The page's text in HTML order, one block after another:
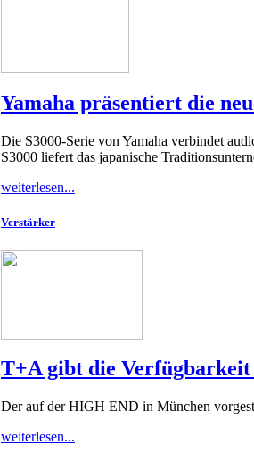
Yamaha präsentiert die
Die S3000-Serie von Yamaha verbindet
S3000 liefert das japanische
weiterlesen...
Verstärker
T+A gibt die Verfügbarkeit
Der auf der HIGH END in München
weiterlesen...